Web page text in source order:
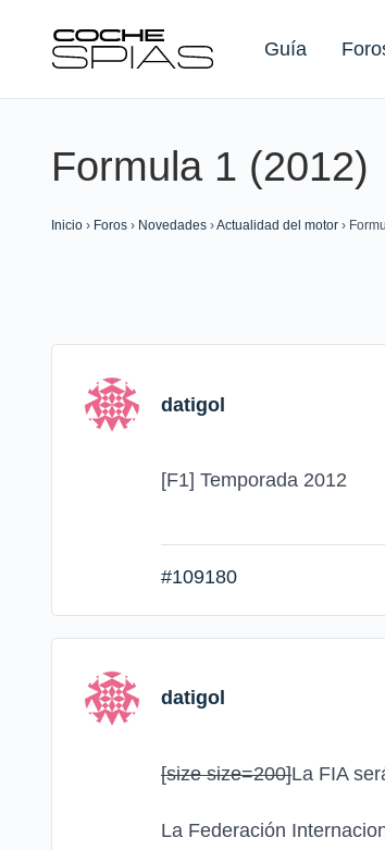
Guía
Buscar:
Formula 1 (2012)
Inicio › Foros › Novedades ›Actualidad del motor ›
datigol
[F1] Temporada 2012
#109180
datigol
[size size=200]La FIA
La Federación